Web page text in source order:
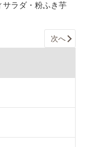
サラダ・粉ふき芋
次へ